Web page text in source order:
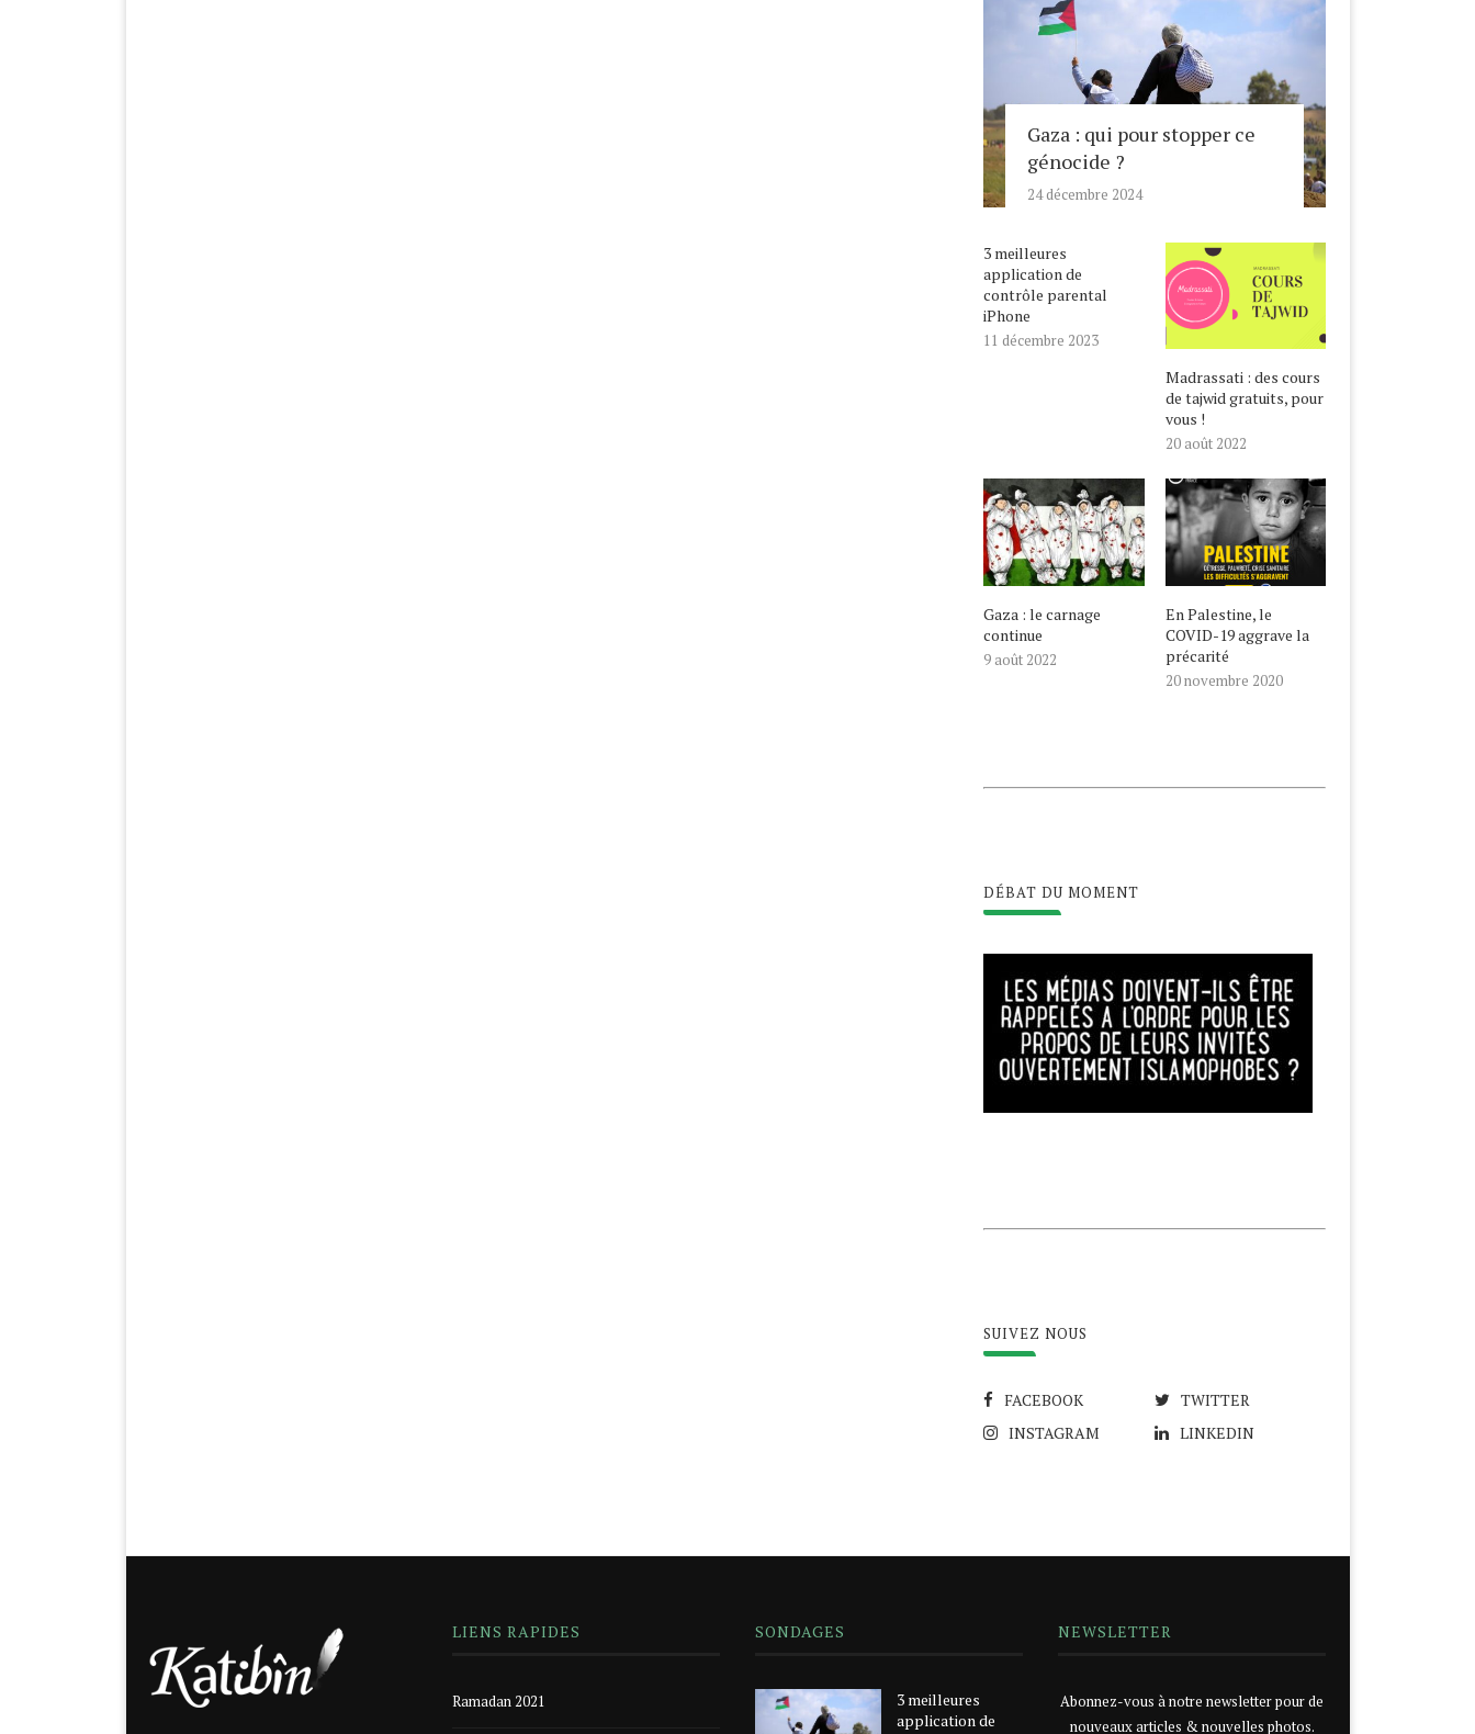
Gaza : qui pour stopper ce
génocide ?
24 décembre 2024
3 meilleures
application de
contrôle parental
iPhone
11 décembre 2023
Madrassati : des cours
de tajwid gratuits, pour
vous !
20 août 2022
Gaza : le carnage
continue
9 août 2022
En Palestine, le
COVID-19 aggrave la
précarité
20 novembre 2020
DÉBAT DU MOMENT
SUIVEZ NOUS
FACEBOOK
TWITTER
INSTAGRAM
LINKEDIN
LIENS RAPIDES
Ramadan 2021
SONDAGES
3 meilleures
application de
NEWSLETTER
Abonnez-vous à notre newsletter pour de
nouveaux articles & nouvelles photos.